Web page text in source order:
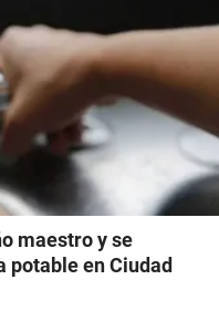
maestro y se
potable en Ciudad